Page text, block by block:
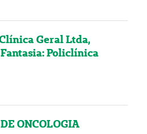
Geral Ltda,
Policlínica
ONCOLOGIA